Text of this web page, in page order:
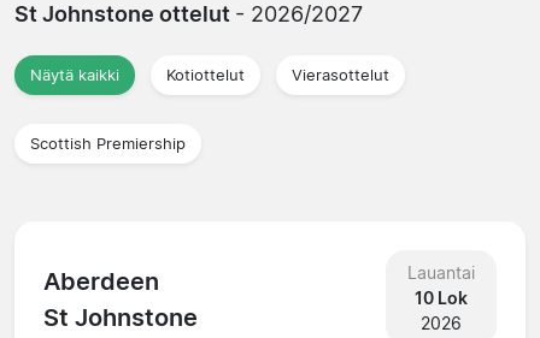
St Johnstone ottelut - 2026/2027
Näytä kaikki Kotiottelut Vierasottelut
Scottish Premiership
Aberdeen
St Johnstone
Lauantai
10 Lok
2026